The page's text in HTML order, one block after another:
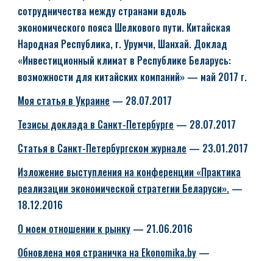
сотрудничества между странами вдоль
экономического пояса Шелкового пути. Китайская
Народная Республика, г. Урумчи, Шанхай. Доклад
«Инвестиционный климат в Республике Беларусь:
возможности для китайских компаний» — май 2017 г.
Моя статья в Украине — 28.07.2017
Тезисы доклада в Санкт-Петербурге — 28.07.2017
Статья в Санкт-Петербургском журнале — 23.01.2017
Изложение выступления на конференции «Практика
реализации экономической стратегии Беларуси». —
18.12.2016
О моем отношении к рынку — 21.06.2016
Обновлена моя страничка на Ekonomika.by —